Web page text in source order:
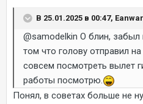
В 25.01.2025 в 00:47,
@samodelkin О блин, забыл
том что голову отправил
совсем посмотреть вылет
работы посмотрю.
Понял, в советах больше не